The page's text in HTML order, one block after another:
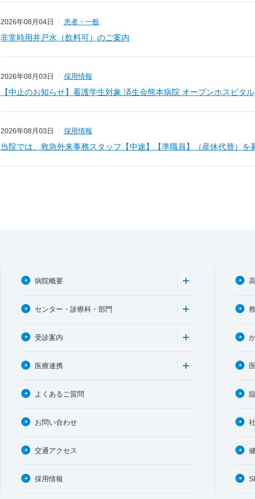
2026年08月04日 患者・一般
非常時用井戸水（飲料可）のご案内
2026年08月03日 採用情報
【中止のお知らせ】看護学生対象 済生会熊本病院 オープンホスピタル
2026年08月03日 採用情報
当院では、救急外来事務スタッフ【中途】【準職員】（産休代替）を
病院概要
センター・診療科・部門
受診案内
医療連携
よくあるご質問
お問い合わせ
交通アクセス
採用情報